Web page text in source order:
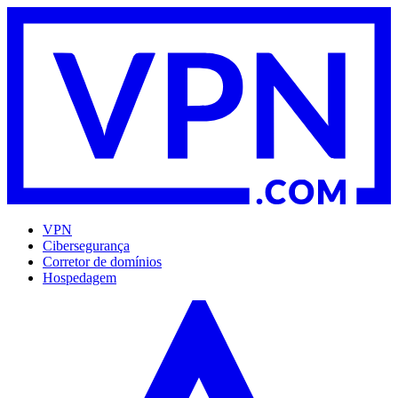
VPN
Cibersegurança
Corretor de domínios
Hospedagem